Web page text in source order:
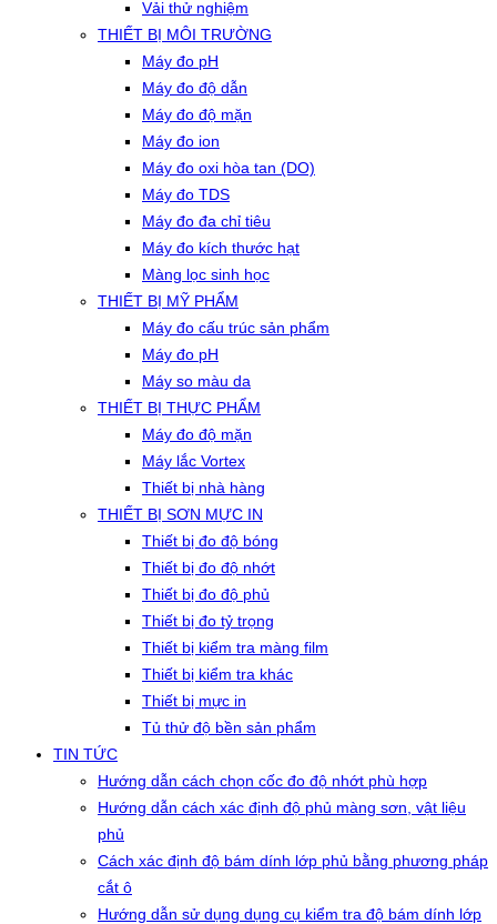
Vải thử nghiệm
THIẾT BỊ MÔI TRƯỜNG
Máy đo pH
Máy đo độ dẫn
Máy đo độ mặn
Máy đo ion
Máy đo oxi hòa tan (DO)
Máy đo TDS
Máy đo đa chỉ tiêu
Máy đo kích thước hạt
Màng lọc sinh học
THIẾT BỊ MỸ PHẨM
Máy đo cấu trúc sản phẩm
Máy đo pH
Máy so màu da
THIẾT BỊ THỰC PHẨM
Máy đo độ mặn
Máy lắc Vortex
Thiết bị nhà hàng
THIẾT BỊ SƠN MỰC IN
Thiết bị đo độ bóng
Thiết bị đo độ nhớt
Thiết bị đo độ phủ
Thiết bị đo tỷ trọng
Thiết bị kiểm tra màng film
Thiết bị kiểm tra khác
Thiết bị mực in
Tủ thử độ bền sản phẩm
TIN TỨC
Hướng dẫn cách chọn cốc đo độ nhớt phù hợp
Hướng dẫn cách xác định độ phủ màng sơn, vật liệu
phủ
Cách xác định độ bám dính lớp phủ bằng phương pháp
cắt ô
Hướng dẫn sử dụng dụng cụ kiểm tra độ bám dính lớp